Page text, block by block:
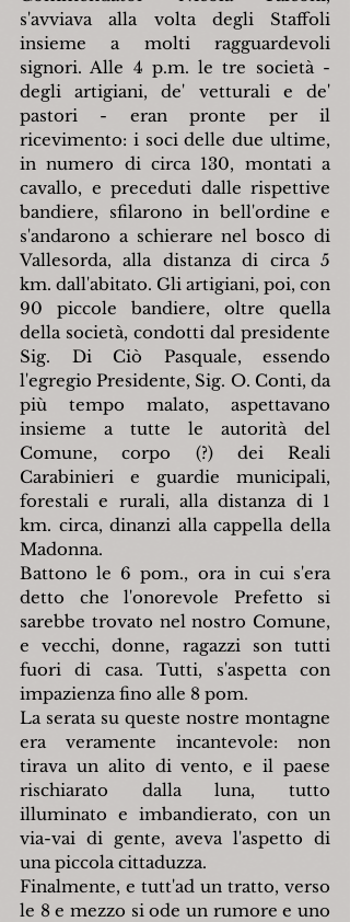
s'avviava alla volta degli Staffoli
insieme a molti ragguardevoli
signori. Alle 4 p.m. le tre società -
degli artigiani, de' vetturali e de'
pastori - eran pronte per il
ricevimento: i soci delle due ultime,
in numero di circa 130, montati a
cavallo, e preceduti dalle rispettive
bandiere, sfilarono in bell'ordine e
s'andarono a schierare nel bosco di
Vallesorda, alla distanza di circa 5
km. dall'abitato. Gli artigiani, poi, con
90 piccole bandiere, oltre quella
della società, condotti dal presidente
Sig. Di Ciò Pasquale, essendo
l'egregio Presidente, Sig. O. Conti, da
più tempo malato, aspettavano
insieme a tutte le autorità del
Comune, corpo (?) dei Reali
Carabinieri e guardie municipali,
forestali e rurali, alla distanza di 1
km. circa, dinanzi alla cappella della
Madonna.
Battono le 6 pom., ora in cui s'era
detto che l'onorevole Prefetto si
sarebbe trovato nel nostro Comune,
e vecchi, donne, ragazzi son tutti
fuori di casa. Tutti, s'aspetta con
impazienza fino alle 8 pom.
La serata su queste nostre montagne
era veramente incantevole: non
tirava un alito di vento, e il paese
rischiarato dalla luna, tutto
illuminato e imbandierato, con un
via-vai di gente, aveva l'aspetto di
una piccola cittaduzza.
Finalmente, e tutt'ad un tratto, verso
le 8 e mezzo si ode un rumore e uno